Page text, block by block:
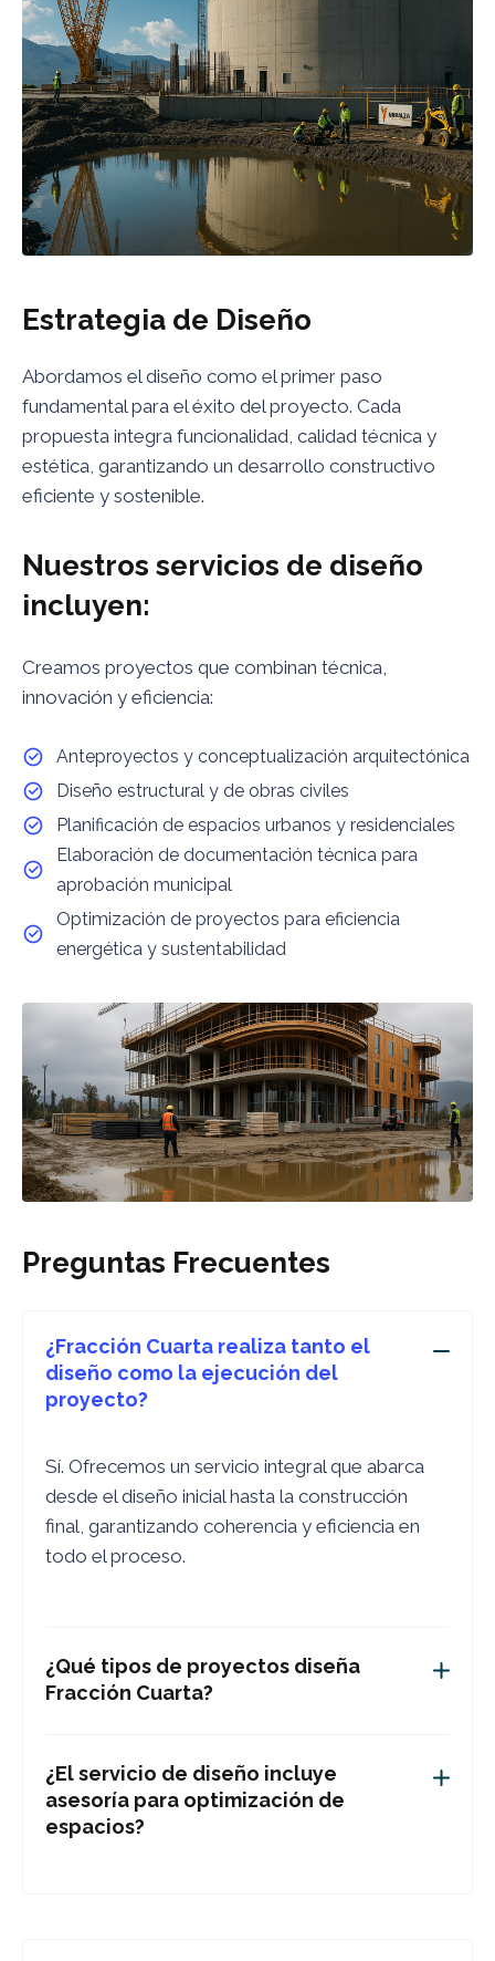
Estrategia de Diseño
Abordamos el diseño como el primer paso
fundamental para el éxito del proyecto. Cada
propuesta integra funcionalidad, calidad técnica y
estética, garantizando un desarrollo constructivo
eficiente y sostenible.
Nuestros servicios de diseño
incluyen:
Creamos proyectos que combinan técnica,
innovación y eficiencia:
Anteproyectos y conceptualización arquitectónica
Diseño estructural y de obras civiles
Planificación de espacios urbanos y residenciales
Elaboración de documentación técnica para
aprobación municipal
Optimización de proyectos para eficiencia
energética y sustentabilidad
Preguntas Frecuentes
¿Fracción Cuarta realiza tanto el
diseño como la ejecución del
proyecto?
Sí. Ofrecemos un servicio integral que abarca
desde el diseño inicial hasta la construcción
final, garantizando coherencia y eficiencia en
todo el proceso.
¿Qué tipos de proyectos diseña
Fracción Cuarta?
¿El servicio de diseño incluye
asesoría para optimización de
espacios?